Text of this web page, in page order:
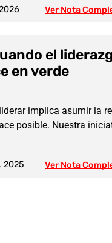
Ver Nota
el
en verde
2025
implica asumir la
posible. Nuestra
Ver Nota